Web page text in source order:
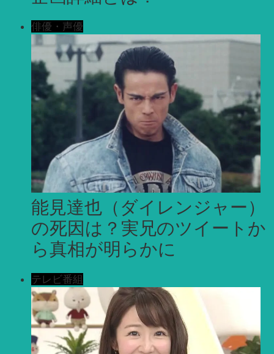
俳優・声優
能見達也（ダイレンジャー）
の死因は？実兄のツイートか
ら真相が明らかに
テレビ番組